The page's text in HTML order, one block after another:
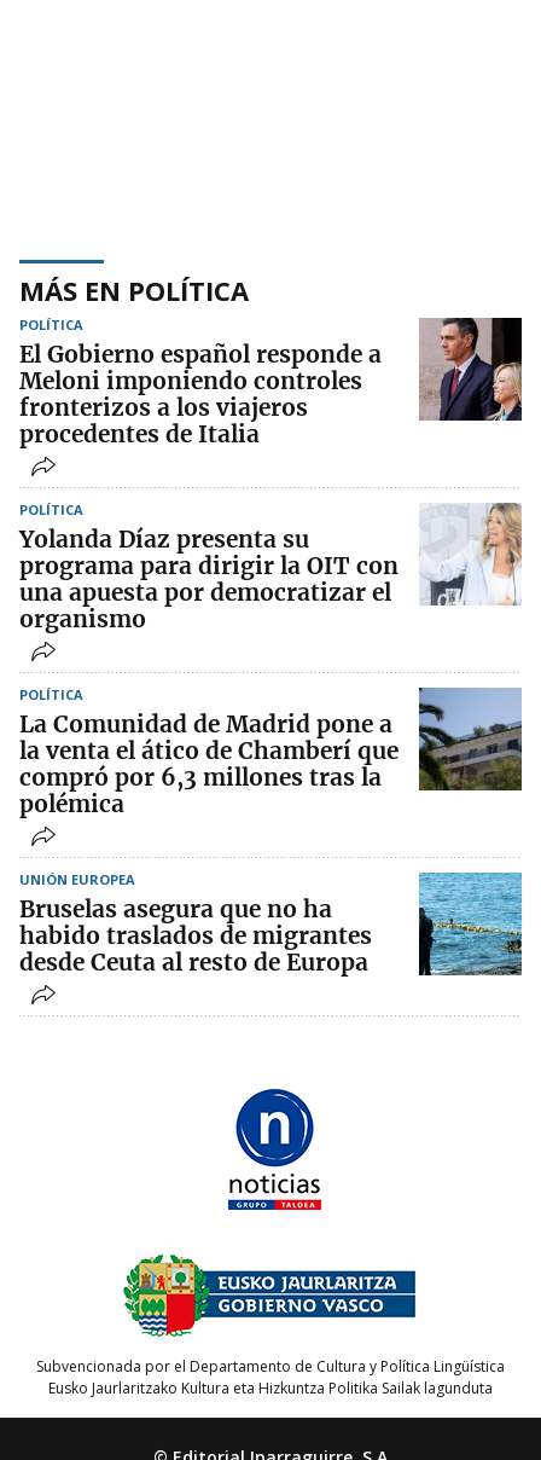
MÁS EN POLÍTICA
POLÍTICA
El Gobierno español responde a
Meloni imponiendo controles
fronterizos a los viajeros
procedentes de Italia
POLÍTICA
Yolanda Díaz presenta su
programa para dirigir la OIT con
una apuesta por democratizar el
organismo
POLÍTICA
La Comunidad de Madrid pone a
la venta el ático de Chamberí que
compró por 6,3 millones tras la
polémica
UNIÓN EUROPEA
Bruselas asegura que no ha
habido traslados de migrantes
desde Ceuta al resto de Europa
Subvencionada por el Departamento de Cultura y Política Lingüística
Eusko Jaurlaritzako Kultura eta Hizkuntza Politika Sailak lagunduta